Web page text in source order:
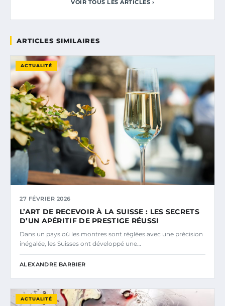
VOIR TOUS LES ARTICLES ›
ARTICLES SIMILAIRES
ACTUALITÉ
27 FÉVRIER 2026
L’ART DE RECEVOIR À LA SUISSE : LES SECRETS
D’UN APÉRITIF DE PRESTIGE RÉUSSI
Dans un pays où les montres sont réglées avec une précision
inégalée, les Suisses ont développé une…
ALEXANDRE BARBIER
ACTUALITÉ